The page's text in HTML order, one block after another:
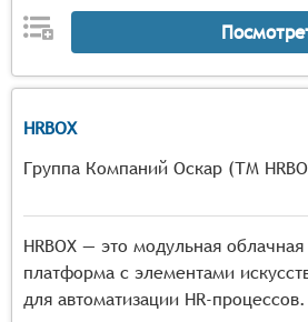
HRBOX
Группа Компаний Оскар (ТМ
HRBOX — это модульная
платформа с элементами
для автоматизации HR-процессов.